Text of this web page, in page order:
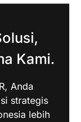
Kami.
Anda
strategis
lebih